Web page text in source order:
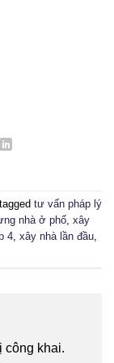
tư vấn pháp lý
nhà ở phố, xây
4, xây nhà lần đầu,
công khai.